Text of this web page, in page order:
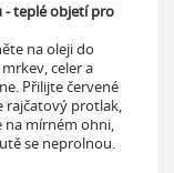
- teplé objetí pro
na oleji do
celer a
Přilijte červené
rajčatový protlak,
na mírném ohni,
se neprolnou.